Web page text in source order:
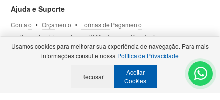
Ajuda e Suporte
Contato Orçamento
Formas de Pagamento
Perguntas Frequentes
RMA - Trocas e Devoluções
Política de Privacidade
Termos de Uso Site Seguro
Selos e Certificações- Veja todas as Parcerias Premiadas
Usamos cookies para melhorar sua experiência de navegação. Para mais
informações consulte nossa Política de Privacidade
Recusar
Aceitar
Cookies